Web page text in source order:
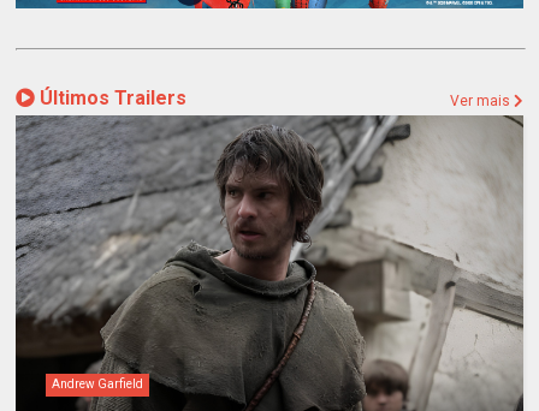
Últimos Trailers Ver mais
Andrew Garfield